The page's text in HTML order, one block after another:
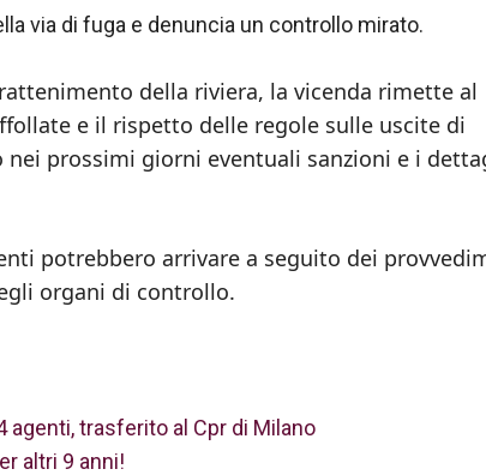
via di fuga e denuncia un controllo mirato.
della riviera, la vicenda rimette al
e il rispetto delle regole sulle uscite di
prossimi giorni eventuali sanzioni e i
potrebbero arrivare a seguito dei
organi di controllo.
agenti, trasferito al Cpr di Milano
altri 9 anni!